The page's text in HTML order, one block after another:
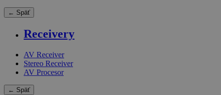
← Späť
Receivery
AV Receiver
Stereo Receiver
AV Procesor
← Späť